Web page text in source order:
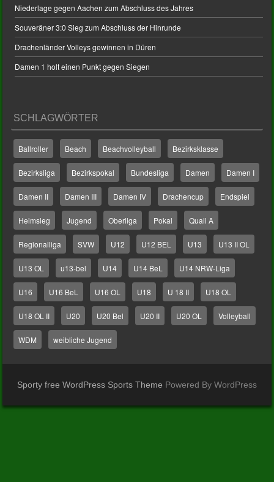
Niederlage gegen Aachen zum Abschluss des Jahres
Souveräner 3:0 Sieg zum Abschluss der Hinrunde
Drachenländer Volleys gewinnen in Düren
Damen 1 holt einen Punkt gegen Siegen
SCHLAGWÖRTER
Ballroller Beach Beachvolleyball Bezirksklasse
Bezirksliga Bezirkspokal Bundesliga Damen Damen I
Damen II Damen III Damen IV Drachencup Endspiel
Heimsieg Jugend Oberliga Pokal Quali A
Regionalliga SVW U12 U12 BEL U13 U13 II OL
U13 OL u13-bel U14 U14 BeL U14 NRW-Liga
U16 U16 BeL U16 OL U18 U 18 II U18 OL
U18 OL II U20 U20 Bel U20 II U20 OL Volleyball
WDM weibliche Jugend
Sporty free WordPress Sports Theme Powered By WordPress